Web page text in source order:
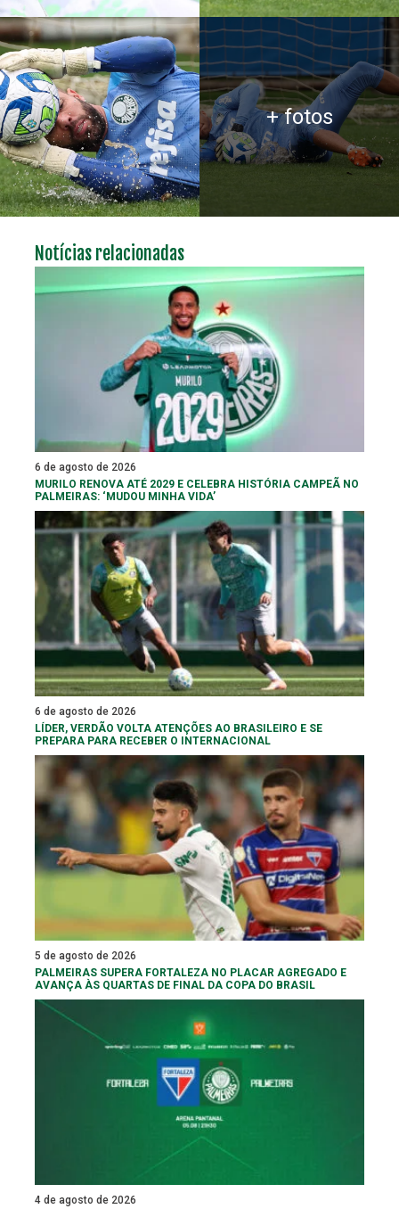
+ fotos
Notícias relacionadas
6 de agosto de 2026
MURILO RENOVA ATÉ 2029 E CELEBRA HISTÓRIA CAMPEÃ NO
PALMEIRAS: ‘MUDOU MINHA VIDA’
6 de agosto de 2026
LÍDER, VERDÃO VOLTA ATENÇÕES AO BRASILEIRO E SE
PREPARA PARA RECEBER O INTERNACIONAL
5 de agosto de 2026
PALMEIRAS SUPERA FORTALEZA NO PLACAR AGREGADO E
AVANÇA ÀS QUARTAS DE FINAL DA COPA DO BRASIL
4 de agosto de 2026